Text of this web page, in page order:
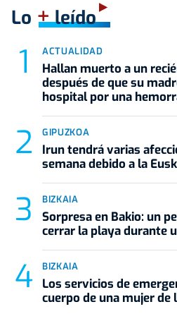
Lo +leído
ACTUALIDAD
Hallan muerto a un
después de que su
hospital por una
GIPUZKOA
Irun tendrá varias
semana debido a la
BIZKAIA
Sorpresa en Bakio: un
cerrar la playa durante
BIZKAIA
Los servicios de
cuerpo de una mujer de